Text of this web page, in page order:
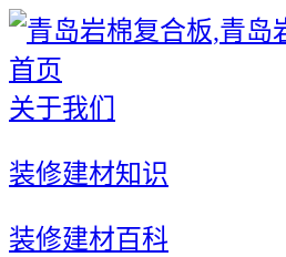
首页
关于我们
装修建材知识
装修建材百科